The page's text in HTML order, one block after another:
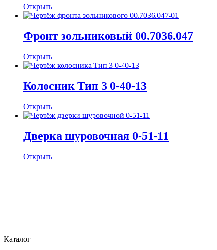
Открыть
Фронт зольниковый 00.7036.047
Открыть
Колосник Тип 3 0-40-13
Открыть
Дверка шуровочная 0-51-11
Открыть
Каталог